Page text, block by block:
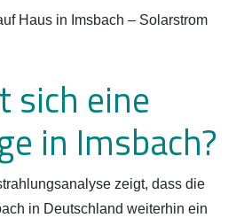
sich eine
in Imsbach?
zeigt, dass die
in Deutschland weiterhin ein